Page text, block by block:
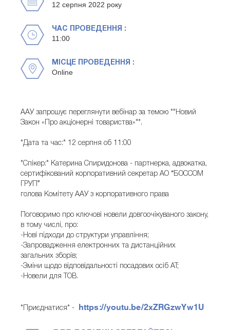
12 серпня 2022 року
ЧАС ПРОВЕДЕННЯ :
11:00
МІСЦЕ ПРОВЕДЕННЯ :
Online
ААУ запрошує переглянути вебінар за темою *"Новий
Закон «Про акціонерні товариства»"*.
*Дата та час:* 12 серпня об 11:00
*Спікер:* Катерина Спиридонова - партнерка, адвокатка,
сертифікований корпоративний секретар АО “БОССОМ
ГРУП”
голова Комітету ААУ з корпоративного права
Поговоримо про ключові новели довгоочікуваного закону,
в тому числі, про:
-Нові підходи до структури управління;
-Запровадження електронних та дистанційних
загальних зборів;
-Зміни щодо відповідальності посадових осіб АТ;
-Новели для ТОВ.
*Приєднатися* - https://youtu.be/2xZRGzwYw1U